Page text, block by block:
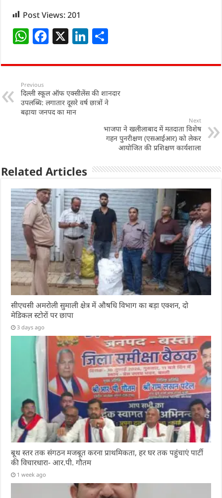
Post Views:201
W
at
s
A
p
F
c
b
o
X Li
k
e
dI
ar
Previous
दिल्ली स्कूल ऑफ एक्सीलेंस की शानदार
उपलब्धि: लगातार दूसरे वर्ष छात्रों ने
बढ़ाया जनपद का मान
Next
भाजपा ने खलीलाबाद में मतदाता विशेष
गहन पुनरीक्षण (एसआईआर) को लेकर
आयोजित की प्रशिक्षण कार्यशाला
Related Articles
सीएचसी अमरोली सुमाली क्षेत्र में औषधि विभाग का बड़ा एक्शन, दो
मेडिकल स्टोरों पर छापा
3 days ago
बूथ स्तर तक संगठन मजबूत करना प्राथमिकता, हर घर तक पहुंचाएं पार्टी
की विचारधारा- आर.पी. गौतम
1 week ago